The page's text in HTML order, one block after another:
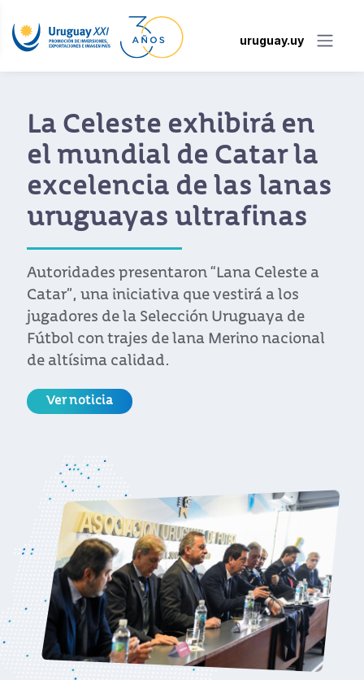
uruguay.uy
La Celeste exhibirá en
el mundial de Catar la
excelencia de las lanas
uruguayas ultrafinas
Autoridades presentaron “Lana Celeste a
Catar”, una iniciativa que vestirá a los
jugadores de la Selección Uruguaya de
Fútbol con trajes de lana Merino nacional
de altísima calidad.
Ver noticia